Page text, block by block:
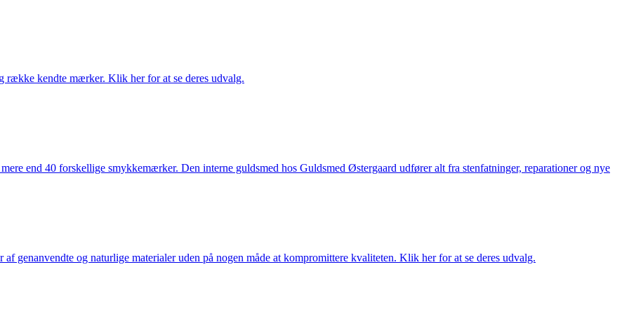
række kendte mærker. Klik her for at se deres udvalg.
end 40 forskellige smykkemærker. Den interne guldsmed hos Guldsmed Østergaard udfører alt fra stenfatninger, reparationer og nye
genanvendte og naturlige materialer uden på nogen måde at kompromittere kvaliteten. Klik her for at se deres udvalg.